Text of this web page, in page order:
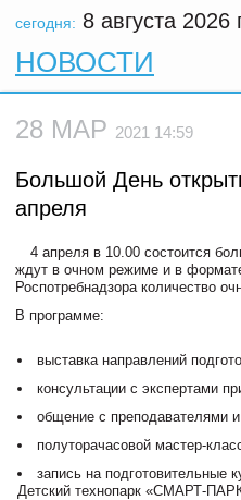
сегодня: 8 августа 2026
НОВОСТИ
28 МАР 2021 14:59
Большой День
апреля
4 апреля в 10.00 состоится
ждут в очном режиме и в
Роспотребнадзора количество
В программе:
выставка направлений
консультации с экспертами
общение с преподавателями
полуторачасовой мастер-
запись на
Детский технопарк «СМАРТ-